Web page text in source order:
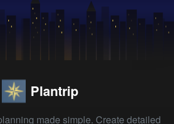
Plantrip
made simple. Create detailed